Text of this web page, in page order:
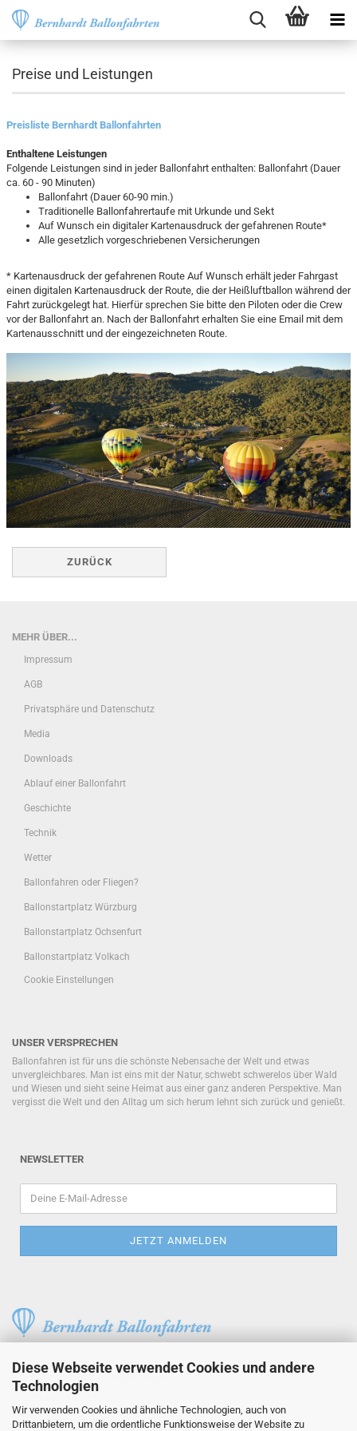
Diese Webseite verwendet Cookies und andere
Technologien
Wir verwenden Cookies und ähnliche Technologien, auch von
Drittanbietern, um die ordentliche Funktionsweise der Website zu
Preise und Leistungen
Preisliste Bernhardt Ballonfahrten
Enthaltene Leistungen
Folgende Leistungen sind in jeder Ballonfahrt enthalten: Ballonfahrt (Dauer
ca. 60 - 90 Minuten)
Ballonfahrt (Dauer 60-90 min.)
Traditionelle Ballonfahrertaufe mit Urkunde und Sekt
Auf Wunsch ein digitaler Kartenausdruck der gefahrenen Route*
Alle gesetzlich vorgeschriebenen Versicherungen
* Kartenausdruck der gefahrenen Route Auf Wunsch erhält jeder Fahrgast
einen digitalen Kartenausdruck der Route, die der Heißluftballon während der
Fahrt zurückgelegt hat. Hierfür sprechen Sie bitte den Piloten oder die Crew
vor der Ballonfahrt an. Nach der Ballonfahrt erhalten Sie eine Email mit dem
Kartenausschnitt und der eingezeichneten Route.
ZURÜCK
MEHR ÜBER...
Impressum
AGB
Privatsphäre und Datenschutz
Media
Downloads
Ablauf einer Ballonfahrt
Geschichte
Technik
Wetter
Ballonfahren oder Fliegen?
Ballonstartplatz Würzburg
Ballonstartplatz Ochsenfurt
Ballonstartplatz Volkach
Cookie Einstellungen
UNSER VERSPRECHEN
Ballonfahren ist für uns die schönste Nebensache der Welt und etwas
unvergleichbares. Man ist eins mit der Natur, schwebt schwerelos über Wald
und Wiesen und sieht seine Heimat aus einer ganz anderen Perspektive. Man
vergisst die Welt und den Alltag um sich herum lehnt sich zurück und genießt.
NEWSLETTER
Am Feller 3
T. 0 93 66 / 9 92 11
info@bernhardt-ballonfahrten.de